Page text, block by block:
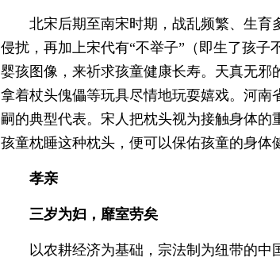
北宋后期至南宋时期，战乱频繁、生
侵扰，再加上宋代有“不举子”（即生了孩
婴孩图像，来祈求孩童健康长寿。天真无
拿着杖头傀儡等玩具尽情地玩耍嬉戏。河
嗣的典型代表。宋人把枕头视为接触身体
孩童枕睡这种枕头，便可以保佑孩童的身体
孝亲
三岁为妇，靡室劳矣
以农耕经济为基础，宗法制为纽带的中